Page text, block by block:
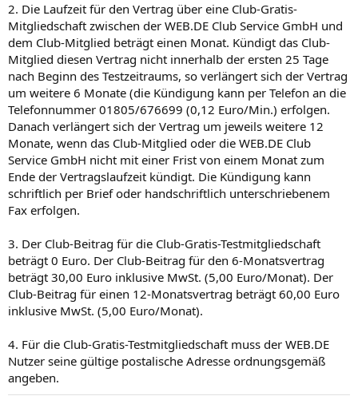
2. Die Laufzeit für den Vertrag über eine Club-Gratis-
Mitgliedschaft zwischen der WEB.DE Club Service GmbH und
dem Club-Mitglied beträgt einen Monat. Kündigt das Club-
Mitglied diesen Vertrag nicht innerhalb der ersten 25 Tage
nach Beginn des Testzeitraums, so verlängert sich der Vertrag
um weitere 6 Monate (die Kündigung kann per Telefon an die
Telefonnummer 01805/676699 (0,12 Euro/Min.) erfolgen.
Danach verlängert sich der Vertrag um jeweils weitere 12
Monate, wenn das Club-Mitglied oder die WEB.DE Club
Service GmbH nicht mit einer Frist von einem Monat zum
Ende der Vertragslaufzeit kündigt. Die Kündigung kann
schriftlich per Brief oder handschriftlich unterschriebenem
Fax erfolgen.
3. Der Club-Beitrag für die Club-Gratis-Testmitgliedschaft
beträgt 0 Euro. Der Club-Beitrag für den 6-Monatsvertrag
beträgt 30,00 Euro inklusive MwSt. (5,00 Euro/Monat). Der
Club-Beitrag für einen 12-Monatsvertrag beträgt 60,00 Euro
inklusive MwSt. (5,00 Euro/Monat).
4. Für die Club-Gratis-Testmitgliedschaft muss der WEB.DE
Nutzer seine gültige postalische Adresse ordnungsgemäß
angeben.